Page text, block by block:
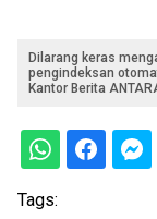
Dilarang keras
pengindeksan
Kantor Berita
Tags: